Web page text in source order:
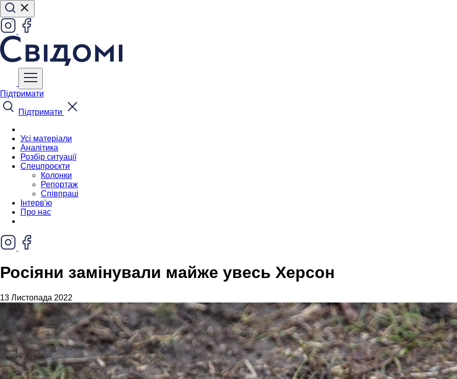
Підтримати
Підтримати
Усі матеріали
Аналітика
Розбір ситуації
Спецпроєкти
Колонки
Репортаж
Співпраці
Інтерв'ю
Про нас
Росіяни замінували майже увесь Херсон
13 Листопада 2022